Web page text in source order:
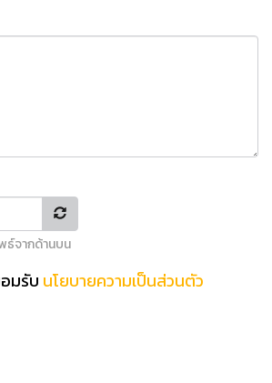
จากด้านบน
มรับ นโยบายความเป็นส่วนตัว